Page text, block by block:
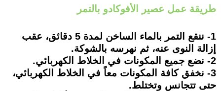
طريقة عمل عصير الأفوكادو بالتمر
1- ننقع التمر بالماء الساخن لمدة 5 دقائق، عقب
إزالة النوى عنه، ثم نهرسه بالشوكة.
2- نضع جميع المكونات في الخلاط الكهربائي.
3- نخفق كافة المكونات معاً في الخلاط الكهربائي،
حتى تتجانس وتختلط.